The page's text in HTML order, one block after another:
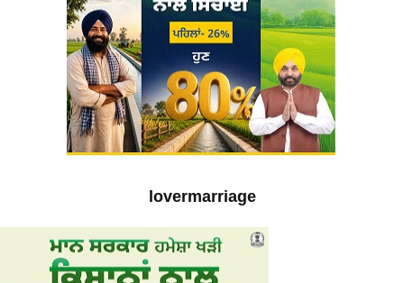
lovermarriage